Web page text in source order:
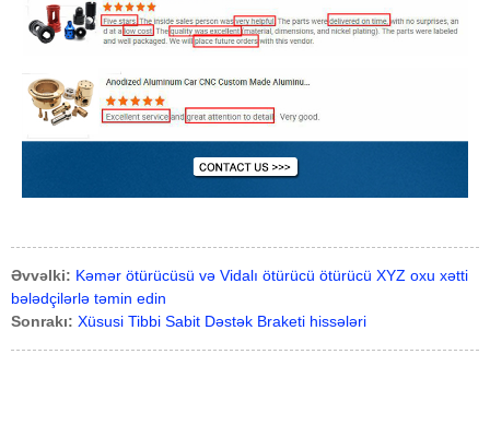
Əvvəlki: Kəmər ötürücüsü və Vidalı ötürücü ötürücü XYZ oxu xətti
bələdçilərlə təmin edin
Sonrakı: Xüsusi Tibbi Sabit Dəstək Braketi hissələri